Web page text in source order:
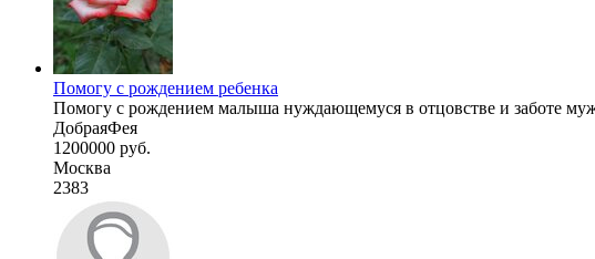
Помогу с рождением ребенка
Помогу с рождением малыша нуждающемуся в отцовстве и заботе
ДобраяФея
1200000 руб.
Москва
2383